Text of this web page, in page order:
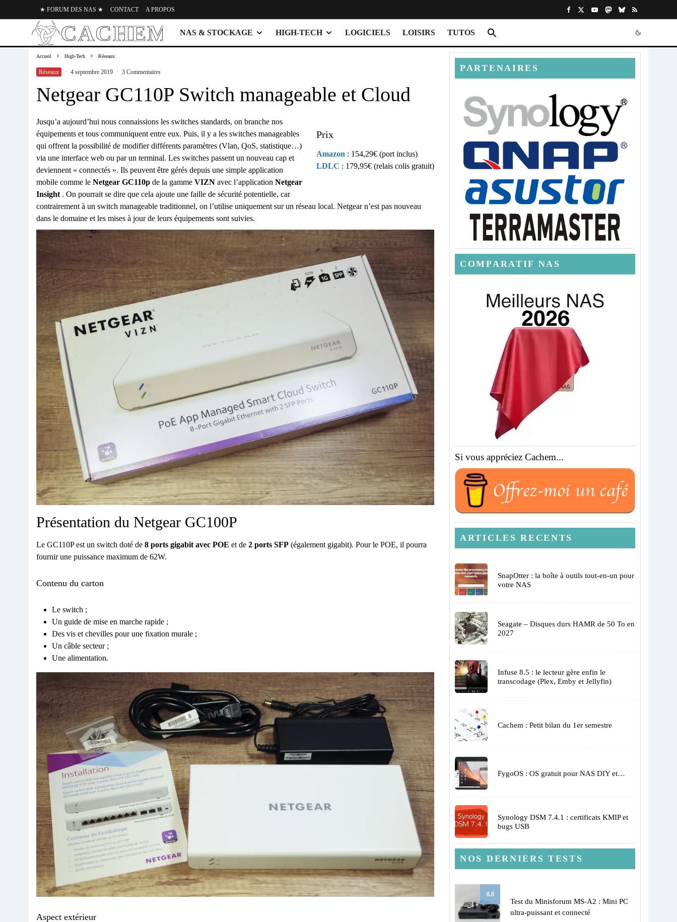
★ FORUM DES NAS ★ CONTACT A PROPOS
NAS & STOCKAGE HIGH-TECH LOGICIELS LOISIRS TUTOS
Accueil High-Tech Réseaux
Réseaux · 4 septembre 2019 · 3 Commentaires
Netgear GC110P Switch manageable et Cloud
Prix
Amazon : 154,29€ (port inclus)
LDLC : 179,95€ (relais colis gratuit)
Jusqu’a aujourd’hui nous connaissions les switches standards, on branche nos
équipements et tous communiquent entre eux. Puis, il y a les switches manageables
qui offrent la possibilité de modifier différents paramètres (Vlan, QoS, statistique…)
via une interface web ou par un terminal. Les switches passent un nouveau cap et
deviennent « connectés ». Ils peuvent être gérés depuis une simple application
mobile comme le Netgear GC110p de la gamme VIZN avec l’application Netgear
Insight . On pourrait se dire que cela ajoute une faille de sécurité potentielle, car
contrairement à un switch manageable traditionnel, on l’utilise uniquement sur un réseau local. Netgear n’est pas nouveau
dans le domaine et les mises à jour de leurs équipements sont suivies.
Présentation du Netgear GC100P
Le GC110P est un switch doté de 8 ports gigabit avec POE et de 2 ports SFP (également gigabit). Pour le POE, il pourra
fournir une puissance maximum de 62W.
Contenu du carton
Le switch ;
Un guide de mise en marche rapide ;
Des vis et chevilles pour une fixation murale ;
Un câble secteur ;
Une alimentation.
Aspect extérieur
PARTENAIRES
COMPARATIF NAS
Si vous appréciez Cachem...
ARTICLES RECENTS
SnapOtter : la boîte à outils tout-en-un pour
votre NAS
Seagate – Disques durs HAMR de 50 To en
2027
Infuse 8.5 : le lecteur gère enfin le
transcodage (Plex, Emby et Jellyfin)
Cachem : Petit bilan du 1er semestre
FygoOS : OS gratuit pour NAS DIY et…
Synology DSM 7.4.1 : certificats KMIP et
bugs USB
NOS DERNIERS TESTS
8.8
Test du Minisforum MS-A2 : Mini PC
ultra-puissant et connecté